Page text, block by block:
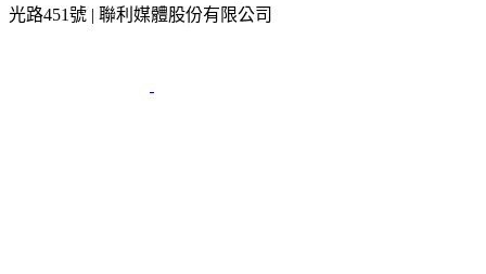
光路451號 | 聯利媒體股份有限公司